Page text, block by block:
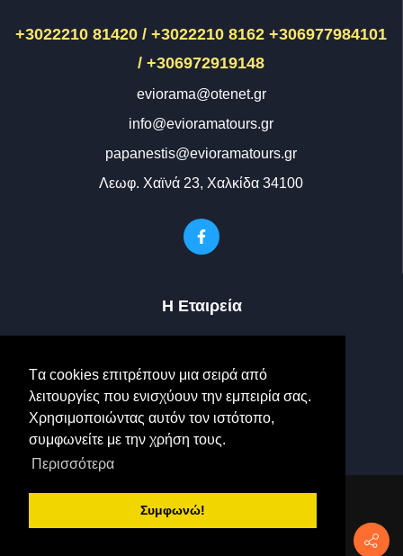
Tα cookies επιτρέπουν μια σειρά από
λειτουργίες που ενισχύουν την εμπειρία σας.
Χρησιμοποιώντας αυτόν τον ιστότοπο,
συμφωνείτε με την χρήση τους.
Περισσότερα
Συμφωνώ!
+3022210 81420 / +3022210 8162 +306977984101
/ +306972919148
eviorama@otenet.gr
info@evioramatours.gr
papanestis@evioramatours.gr
Λεωφ. Χαϊνά 23, Χαλκίδα 34100
Η Εταιρεία
Photo Gallery
Επικοινωνία
| Δήλωση Προστασίας